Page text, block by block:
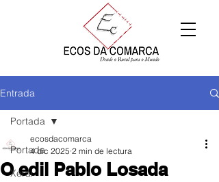
Entrada
Portada
Xeral
Portada
O edil Pablo Losada
ecosdacomarca
4 dic 2025 2 min de lectura